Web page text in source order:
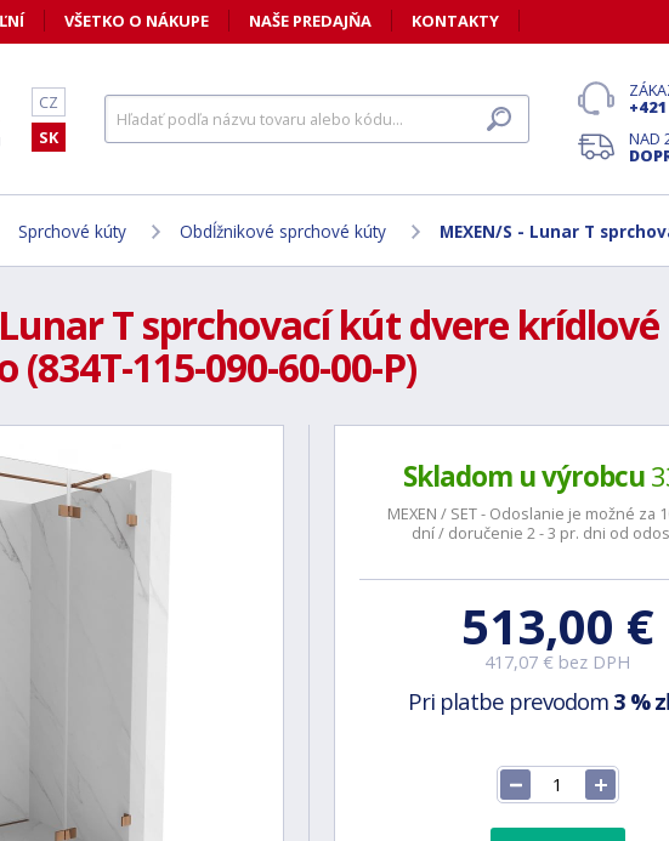
VŠETKO O NÁKUPE NAŠE PREDAJŇA KONTAKTY
CZ
SK
NAD
Sprchové kúty Obdĺžnikové sprchové kúty MEXEN/S - Lunar T
T sprchovací kút dvere
115-090-60-00-P)
Skladom u výrobcu
MEXEN / SET - Odoslanie je možné za
dní / doručenie 2 - 3 pr. dni od
513,00 €
417,07 € bez DPH
Pri platbe prevodom 3 %